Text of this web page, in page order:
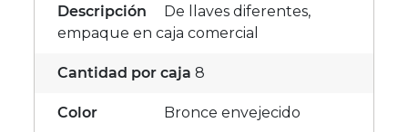
Descripción
De llaves diferentes,
empaque en caja comercial
Cantidad por caja 8
Color Bronce envejecido